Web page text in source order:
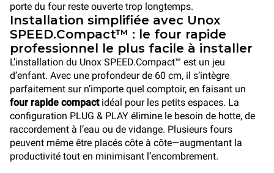
porte du four reste ouverte trop longtemps.
Installation simplifiée avec Unox
SPEED.Compact™ : le four rapide
professionnel le plus facile à installer
L’installation du Unox SPEED.Compact™ est un jeu
d’enfant. Avec une profondeur de 60 cm, il s’intègre
parfaitement sur n’importe quel comptoir, en faisant un
four rapide compactidéal pour les petits espaces. La
configuration PLUG & PLAY élimine le besoin de hotte, de
raccordement à l’eau ou de vidange. Plusieurs fours
peuvent même être placés côte à côte—augmentant la
productivité tout en minimisant l’encombrement.